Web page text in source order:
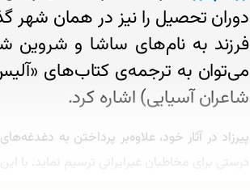
دوران تحصیل را نیز در همان شهر
فرزند به نام‌های ساشا و شروین
می‌‌توان به ترجمه‌ی کتاب‌های
شاعران آسیایی) اشاره کرد.
پیرزاد در آثار خود، علاوه‌بر پرداختن به
درستی برای مخاطبان غیرایرانی ترسیم نماید. با